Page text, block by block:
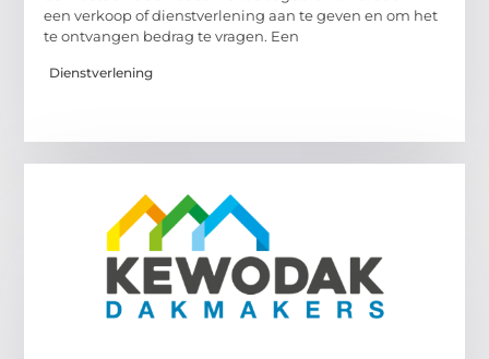
een verkoop of dienstverlening aan te geven en om het
te ontvangen bedrag te vragen. Een
Dienstverlening